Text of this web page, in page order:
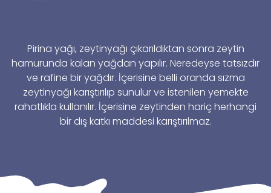
Pirina yağı, zeytinyağı çıkarıldıktan sonra zeytin
hamurunda kalan yağdan yapılır. Neredeyse tatsızdır
ve rafine bir yağdır. İçerisine belli oranda sızma
zeytinyağı karıştırılıp sunulur ve istenilen yemekte
rahatlıkla kullanılır. İçerisine zeytinden hariç herhangi
bir dış katkı maddesi karıştırılmaz.